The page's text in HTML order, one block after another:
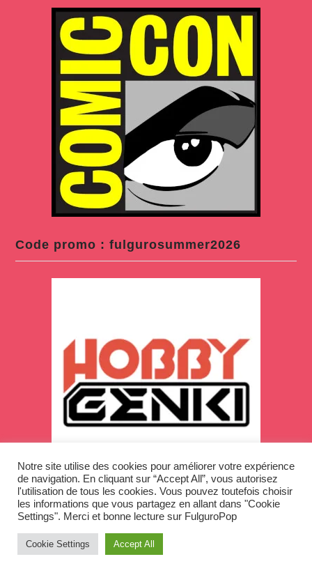
Code promo : fulgurosummer2026
Copyright © 2026
Notre site utilise des cookies pour améliorer votre expérience
de navigation. En cliquant sur “Accept All”, vous autorisez
l'utilisation de tous les cookies. Vous pouvez toutefois choisir
les informations que vous partagez en allant dans "Cookie
Settings". Merci et bonne lecture sur FulguroPop
Cookie Settings Accept All